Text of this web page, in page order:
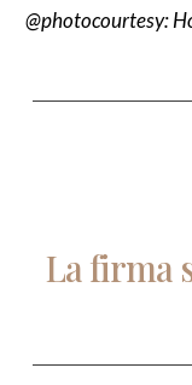
@photocourtesy:
La firma